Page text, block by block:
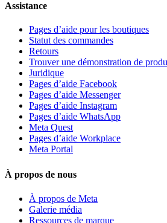
Assistance
Pages d’aide pour les boutiques
Statut des commandes
Retours
Trouver une démonstration de
Juridique
Pages d’aide Facebook
Pages d’aide Messenger
Pages d’aide Instagram
Pages d’aide WhatsApp
Meta Quest
Pages d’aide Workplace
Meta Portal
À propos de nous
À propos de Meta
Galerie média
Ressources de marque